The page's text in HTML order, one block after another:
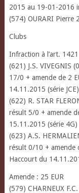
2015 au 19-01-2016
(574) OURARI Pierre
Clubs
Infraction à l’art.
(621) J.S. VIVEGNIS
17/0 + amende de 2
14.11.2015 (série JCE)
(622) R. STAR
résult 5/0 + amende
15.11.2015 (série 4G)
(623) A.S.
résult 0/10 + amende
Haccourt du
Amende : 25 EUR
(579) CHARNEUX